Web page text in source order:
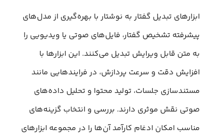
ابزارهای تبدیل گفتار به نوشتار با بهره‌گیری از مدل‌های
پیشرفته تشخیص گفتار، فایل‌های صوتی یا ویدیویی را
به متن قابل ویرایش تبدیل می‌کنند. این ابزارها با
افزایش دقت و سرعت پردازش، در فرایندهایی مانند
مستندسازی جلسات، تولید محتوا و تحلیل داده‌های
صوتی نقش موثری دارند. بررسی و انتخاب گزینه‌های
مناسب امکان ادغام کارآمد آن‌ها را در مجموعه ابزارهای